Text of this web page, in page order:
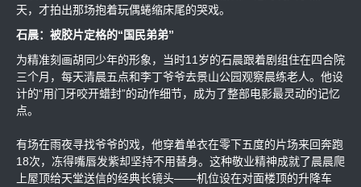
天，才拍出那场抱着玩偶蜷缩床尾的哭戏。
石晨：被胶片定格的“国民弟弟”
为精准刻画胡同少年的形象，当时11岁的石晨跟着剧组住在四合院
三个月，每天清晨五点和李丁爷爷去景山公园观察晨练老人。他设
计的“用门牙咬开蜡封”的动作细节，成为了整部电影最灵动的记忆
点。
有场在雨夜寻找爷爷的戏，他穿着单衣在零下五度的片场来回奔跑
18次，冻得嘴唇发紫却坚持不用替身。这种敬业精神成就了晨晨爬
上屋顶给天堂送信的经典长镜头——机位设在对面楼顶的升降车